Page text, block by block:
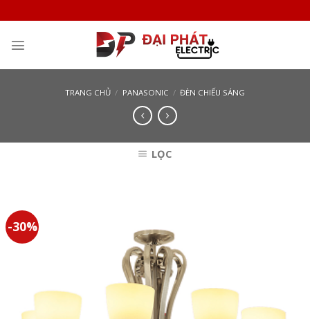
to
content
TRANG CHỦ / PANASONIC / ĐÈN CHIẾU SÁNG
LỌC
-30%